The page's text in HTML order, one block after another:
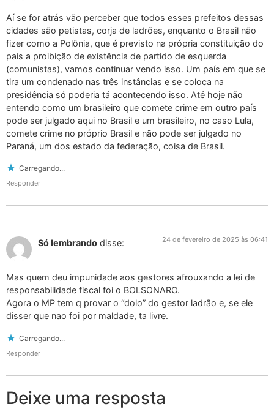
Aí se for atrás vão perceber que todos esses prefeitos dessas
cidades são petistas, corja de ladrões, enquanto o Brasil não
fizer como a Polônia, que é previsto na própria constituição do
pais a proibição de existência de partido de esquerda
(comunistas), vamos continuar vendo isso. Um país em que se
tira um condenado nas três instâncias e se coloca na
presidência só poderia tá acontecendo isso. Até hoje não
entendo como um brasileiro que comete crime em outro país
pode ser julgado aqui no Brasil e um brasileiro, no caso Lula,
comete crime no próprio Brasil e não pode ser julgado no
Paraná, um dos estado da federação, coisa de Brasil.
Carregando...
Responder
Só lembrando disse: 24 de fevereiro de 2025 às 06:41
Mas quem deu impunidade aos gestores afrouxando a lei de
responsabilidade fiscal foi o BOLSONARO.
Agora o MP tem q provar o “dolo” do gestor ladrão e, se ele
disser que nao foi por maldade, ta livre.
Carregando...
Responder
Deixe uma resposta